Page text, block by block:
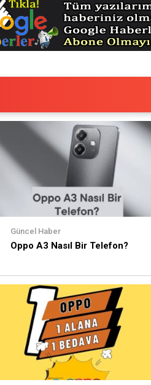
Güncel Haber
Oppo A3 Nasıl Bir Telefon?